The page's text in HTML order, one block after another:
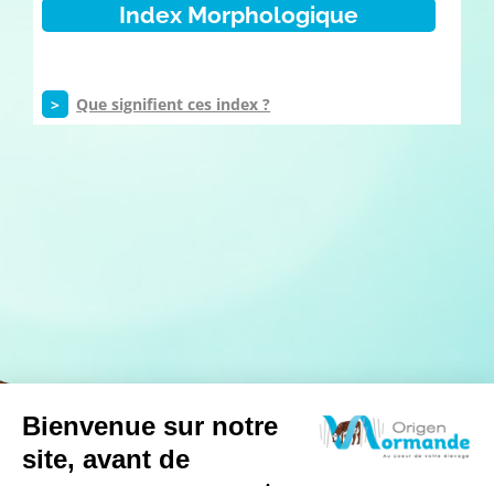
Index Morphologique
> Que signifient ces index ?